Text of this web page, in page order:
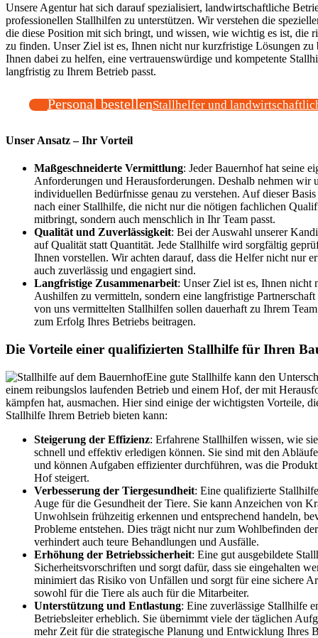
Unsere Agentur hat sich darauf spezialisiert, landwirtschaftliche
professionellen Stallhilfen zu unterstützen. Wir verstehen die
die diese Position mit sich bringt, und wissen, wie wichtig es ist, die
zu finden. Unser Ziel ist es, Ihnen nicht nur kurzfristige Lösungen zu
Ihnen dabei zu helfen, eine vertrauenswürdige und kompetente
langfristig zu Ihrem Betrieb passt.
Personal bestellenStallhelfer und
Unser Ansatz – Ihr Vorteil
Maßgeschneiderte Vermittlung: Jeder Bauernhof hat seine
Anforderungen und Herausforderungen. Deshalb nehmen wir
individuellen Bedürfnisse genau zu verstehen. Auf dieser
nach einer Stallhilfe, die nicht nur die nötigen fachlichen
mitbringt, sondern auch menschlich in Ihr Team passt.
Qualität und Zuverlässigkeit: Bei der Auswahl unserer
auf Qualität statt Quantität. Jede Stallhilfe wird sorgfältig
Ihnen vorstellen. Wir achten darauf, dass die Helfer nicht nur
auch zuverlässig und engagiert sind.
Langfristige Zusammenarbeit: Unser Ziel ist es, Ihnen nicht
Aushilfen zu vermitteln, sondern eine langfristige
von uns vermittelten Stallhilfen sollen dauerhaft zu Ihrem
zum Erfolg Ihres Betriebs beitragen.
Die Vorteile einer qualifizierten Stallhilfe für Ihren
Eine gute Stallhilfe kann den
einem reibungslos laufenden Betrieb und einem Hof, der mit
kämpfen hat, ausmachen. Hier sind einige der wichtigsten Vorteile,
Stallhilfe Ihrem Betrieb bieten kann:
Steigerung der Effizienz: Erfahrene Stallhilfen wissen, wie
schnell und effektiv erledigen können. Sie sind mit den
und können Aufgaben effizienter durchführen, was die
Hof steigert.
Verbesserung der Tiergesundheit: Eine qualifizierte
Auge für die Gesundheit der Tiere. Sie kann Anzeichen von
Unwohlsein frühzeitig erkennen und entsprechend handeln,
Probleme entstehen. Dies trägt nicht nur zum Wohlbefinden
verhindert auch teure Behandlungen und Ausfälle.
Erhöhung der Betriebssicherheit: Eine gut ausgebildete
Sicherheitsvorschriften und sorgt dafür, dass sie eingehalten
minimiert das Risiko von Unfällen und sorgt für eine sichere
sowohl für die Tiere als auch für die Mitarbeiter.
Unterstützung und Entlastung: Eine zuverlässige Stallhilfe
Betriebsleiter erheblich. Sie übernimmt viele der täglichen
mehr Zeit für die strategische Planung und Entwicklung Ihres